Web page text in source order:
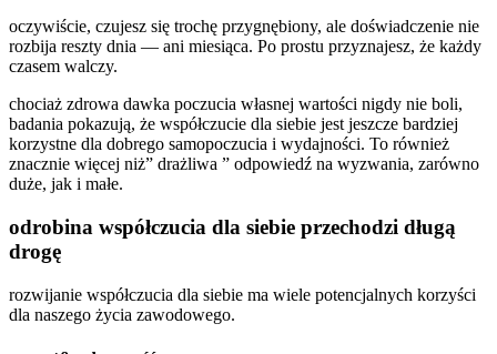
oczywiście, czujesz się trochę przygnębiony, ale doświadczenie nie
rozbija reszty dnia — ani miesiąca. Po prostu przyznajesz, że każdy
czasem walczy.
chociaż zdrowa dawka poczucia własnej wartości nigdy nie boli,
badania pokazują, że współczucie dla siebie jest jeszcze bardziej
korzystne dla dobrego samopoczucia i wydajności. To również
znacznie więcej niż” drażliwa ” odpowiedź na wyzwania, zarówno
duże, jak i małe.
odrobina współczucia dla siebie przechodzi długą
drogę
rozwijanie współczucia dla siebie ma wiele potencjalnych korzyści
dla naszego życia zawodowego.